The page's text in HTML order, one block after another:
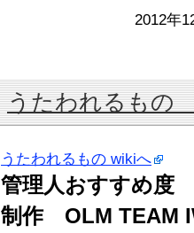
2012年
うたわれるもの
うたわれるもの wikiへ
管理人おすすめ
制作 OLM TEAM